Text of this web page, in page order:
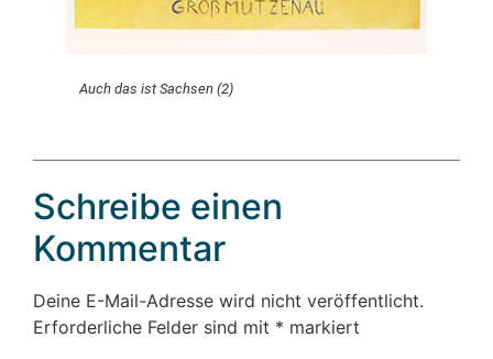
Auch das ist Sachsen (2)
Schreibe einen
Kommentar
Deine E-Mail-Adresse wird nicht veröffentlicht.
Erforderliche Felder sind mit * markiert